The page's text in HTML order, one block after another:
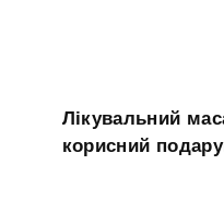
Лікувальний
корисний